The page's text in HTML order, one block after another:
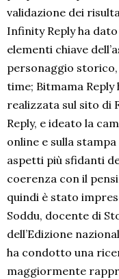
validazione dei
Infinity Reply ha
elementi chiave
personaggio
time; Bitmama
realizzata sul sito di
Reply, e ideato la
online e sulla
aspetti più sfidanti
coerenza con il
quindi è stato
Soddu, docente di
dell’Edizione
ha condotto una
maggiormente